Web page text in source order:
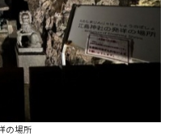
の場所